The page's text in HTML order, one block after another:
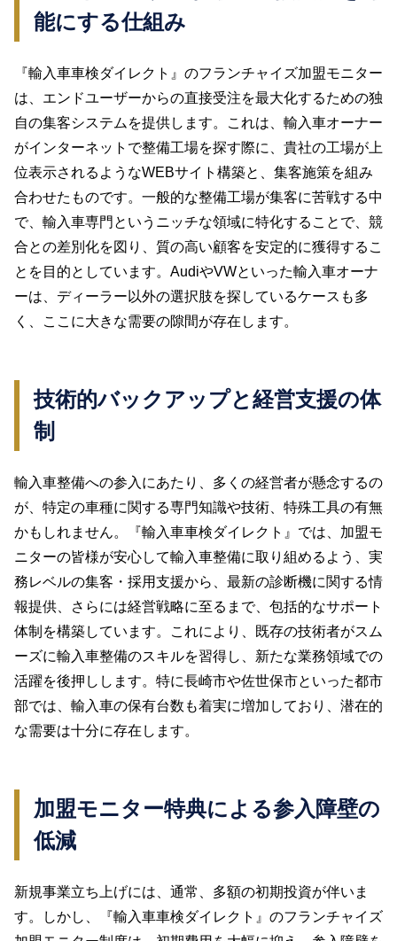
能にする仕組み
『輸入車車検ダイレクト』のフランチャイズ加盟モニター
は、エンドユーザーからの直接受注を最大化するための独
自の集客システムを提供します。これは、輸入車オーナー
がインターネットで整備工場を探す際に、貴社の工場が上
位表示されるようなWEBサイト構築と、集客施策を組み
合わせたものです。一般的な整備工場が集客に苦戦する中
で、輸入車専門というニッチな領域に特化することで、競
合との差別化を図り、質の高い顧客を安定的に獲得するこ
とを目的としています。AudiやVWといった輸入車オーナ
ーは、ディーラー以外の選択肢を探しているケースも多
く、ここに大きな需要の隙間が存在します。
技術的バックアップと経営支援の体
制
輸入車整備への参入にあたり、多くの経営者が懸念するの
が、特定の車種に関する専門知識や技術、特殊工具の有無
かもしれません。『輸入車車検ダイレクト』では、加盟モ
ニターの皆様が安心して輸入車整備に取り組めるよう、実
務レベルの集客・採用支援から、最新の診断機に関する情
報提供、さらには経営戦略に至るまで、包括的なサポート
体制を構築しています。これにより、既存の技術者がスム
ーズに輸入車整備のスキルを習得し、新たな業務領域での
活躍を後押しします。特に長崎市や佐世保市といった都市
部では、輸入車の保有台数も着実に増加しており、潜在的
な需要は十分に存在します。
加盟モニター特典による参入障壁の
低減
新規事業立ち上げには、通常、多額の初期投資が伴いま
す。しかし、『輸入車車検ダイレクト』のフランチャイズ